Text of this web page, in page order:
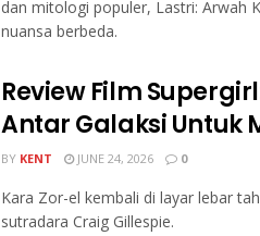
dan mitologi populer, Lastri: Arwah
nuansa berbeda.
Review Film
Antar Galaksi Untuk
BY KENT JUNE 24, 2026 0
Kara Zor-el kembali di layar lebar
sutradara Craig Gillespie.